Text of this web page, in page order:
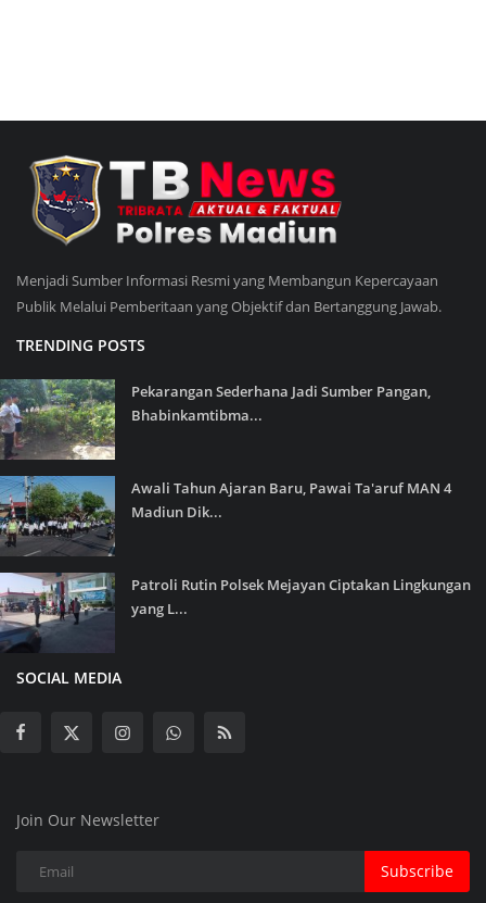
Menjadi Sumber Informasi Resmi yang Membangun Kepercayaan
Publik Melalui Pemberitaan yang Objektif dan Bertanggung Jawab.
TRENDING POSTS
Pekarangan Sederhana Jadi Sumber Pangan,
Bhabinkamtibma...
Awali Tahun Ajaran Baru, Pawai Ta'aruf MAN 4
Madiun Dik...
Patroli Rutin Polsek Mejayan Ciptakan Lingkungan
yang L...
SOCIAL MEDIA
Join Our Newsletter
Subscribe